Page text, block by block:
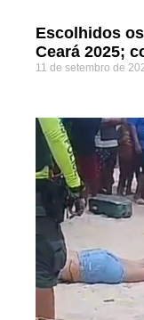
Escolhidos
Ceará 2025;
11 de setembro de